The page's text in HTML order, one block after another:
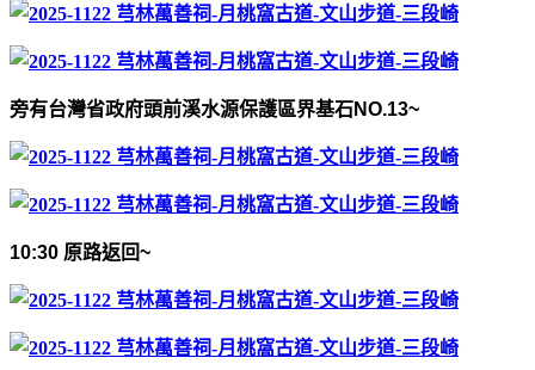
旁有台灣省政府頭前溪水源保護區界基石NO.13~
10:30 原路返回~